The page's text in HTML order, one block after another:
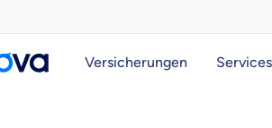
Versicherungen Services